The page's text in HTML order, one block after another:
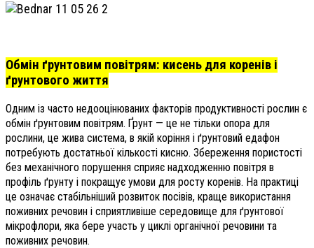
Обмін ґрунтовим повітрям: кисень для коренів і
ґрунтового життя
Одним із часто недооцінюваних факторів продуктивності рослин є
обмін ґрунтовим повітрям. Ґрунт — це не тільки опора для
рослини, це жива система, в якій коріння і ґрунтовий едафон
потребують достатньої кількості кисню. Збереження пористості
без механічного порушення сприяє надходженню повітря в
профіль ґрунту і покращує умови для росту коренів. На практиці
це означає стабільніший розвиток посівів, краще використання
поживних речовин і сприятливіше середовище для ґрунтової
мікрофлори, яка бере участь у циклі органічної речовини та
поживних речовин.